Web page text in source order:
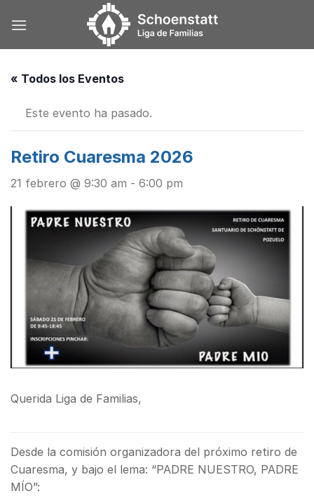
« Todos los Eventos
Este evento ha pasado.
Retiro Cuaresma 2026
21 febrero @ 9:30 am - 6:00 pm
Querida Liga de Familias,
Desde la comisión organizadora del próximo retiro de
Cuaresma, y bajo el lema: “PADRE NUESTRO, PADRE
MÍO”: